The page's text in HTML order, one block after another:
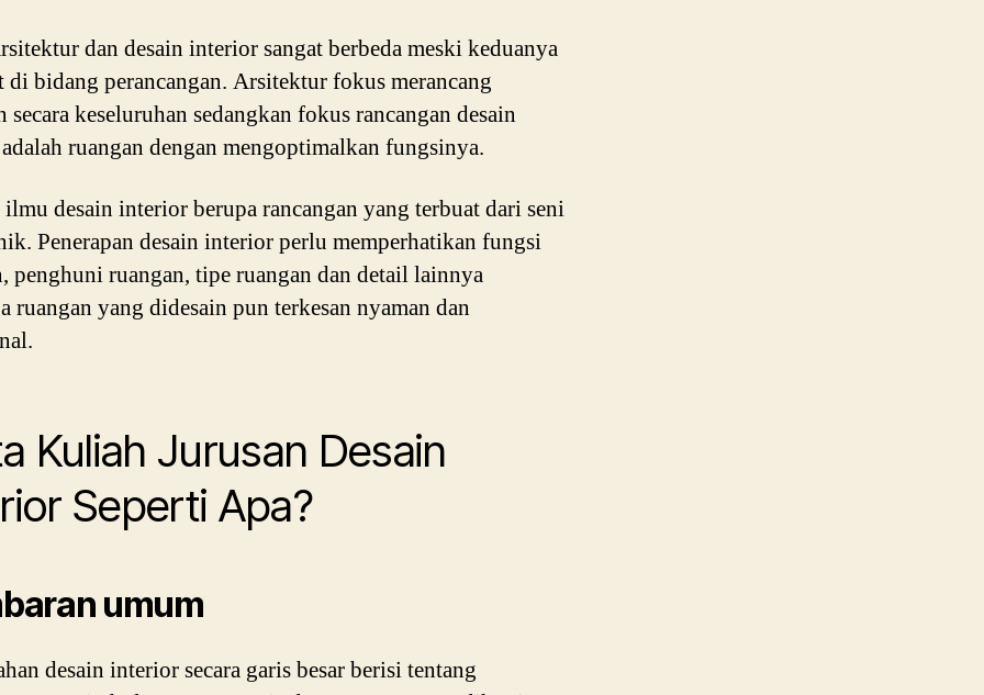
dan desain interior sangat berbeda meski keduanya
di bidang perancangan. Arsitektur fokus merancang
secara keseluruhan sedangkan fokus rancangan desain
ruangan dengan mengoptimalkan fungsinya.
desain interior berupa rancangan yang terbuat dari seni
Penerapan desain interior perlu memperhatikan fungsi
penghuni ruangan, tipe ruangan dan detail lainnya
ruangan yang didesain pun terkesan nyaman dan
Kuliah Jurusan Desain
Seperti Apa?
umum
desain interior secara garis besar berisi tentang